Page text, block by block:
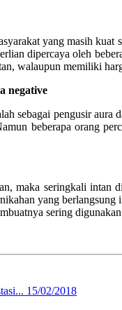
yang masih
dipercaya oleh
walaupun memiliki
negative
sebagai pengusir aura
beberapa orang
maka seringkali intan
yang
sering
15/02/2018